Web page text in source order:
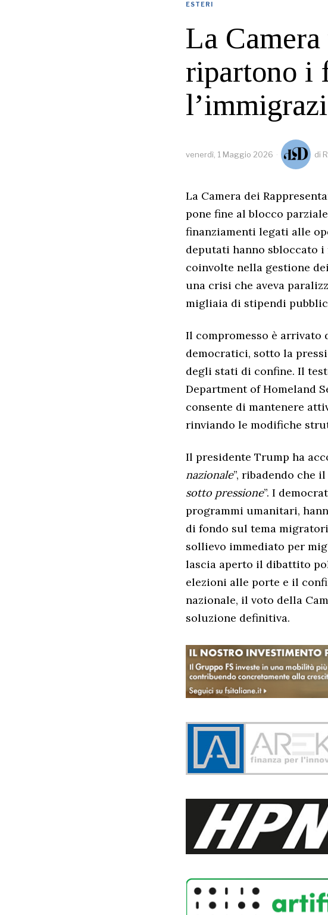
ESTERI
La
ripartono i
venerdì, 1 Maggio 2026 di
La Camera dei
pone fine al blocco
finanziamenti legati alle
deputati hanno sbloccato
coinvolte nella gestione
una crisi che aveva
migliaia di stipendi
Il compromesso è
democratici, sotto la
degli stati di confine. Il
Department of Homeland
consente di mantenere
rinviando le modifiche
Il presidente Trump ha
nazionale”, ribadendo che
sotto pressione”. I
programmi umanitari,
di fondo sul tema
sollievo immediato per
lascia aperto il dibattito
elezioni alle porte e il
nazionale, il voto della
soluzione definitiva.